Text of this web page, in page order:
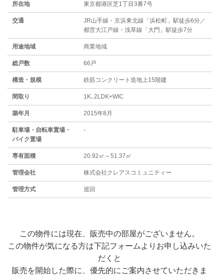
所在地 東京都港区芝1丁目3番7号
交通
JR山手線・京浜東北線「浜松町」駅徒歩6分／
都営大江戸線・浅草線「大門」駅徒歩7分
用途地域 商業地域
総戸数 66戸
構造・規模 鉄筋コンクリート造地上15階建
間取り 1K､2LDK+WIC
築年月 2015年8月
駐⾞場・⾃転⾞置場・
バイク置場
-
専有面積 20.92㎡～51.37㎡
管理会社 株式会社クレアスコミュニティー
管理方式 巡回
この物件には現在、販売中の部屋がございません。
この物件が気になる方は下記フォームよりお申し込みいた
だくと
販売を開始した際に、優先的にご案内させていただきま